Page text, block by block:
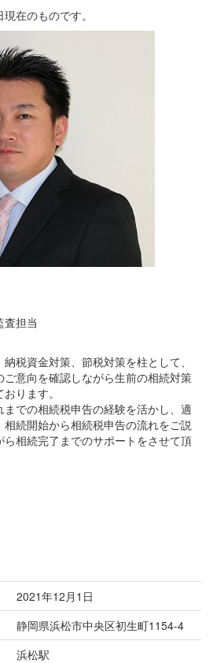
在のものです。
担当
税資金対策、節税対策を柱として、
意向を確認しながら生前の相続対策
ります。
での相続税申告の経験を活かし、適
続開始から相続税申告の流れをご説
相続完了までのサポートをさせて頂
2021年12月1日
静岡県浜松市中央区初生町1154-4
浜松駅